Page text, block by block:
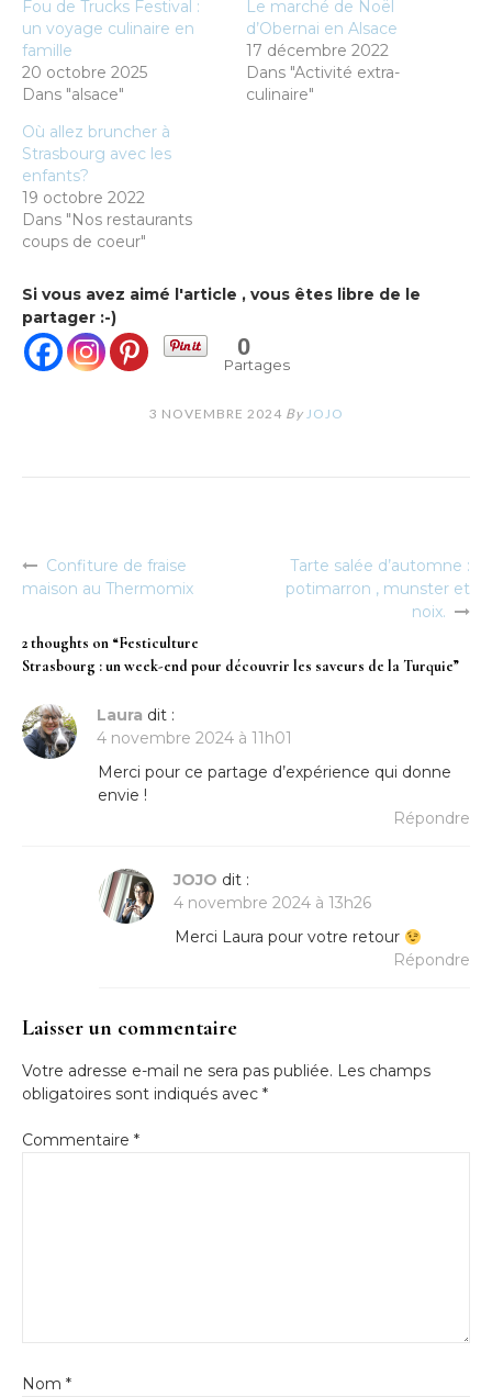
Fou de Trucks Festival :
un voyage culinaire en
famille
20 octobre 2025
Dans "alsace"
Le marché de Noël
d’Obernai en Alsace
17 décembre 2022
Dans "Activité extra-
culinaire"
Où allez bruncher à
Strasbourg avec les
enfants?
19 octobre 2022
Dans "Nos restaurants
coups de coeur"
Si vous avez aimé l'article , vous êtes libre de le
partager :-)
0
Partages
3 NOVEMBRE 2024 By JOJO
Navigation
l’article
Confiture de fraise
maison au Thermomix
Tarte salée d’automne :
potimarron , munster et
noix.
2 thoughts on “Festiculture
Strasbourg : un week-end pour découvrir les saveurs de la Turquie”
Laura dit :
4 novembre 2024 à 11h01
Merci pour ce partage d’expérience qui donne
envie !
Répondre
JOJO dit :
4 novembre 2024 à 13h26
Merci Laura pour votre retour
Répondre
Laisser un commentaire
Votre adresse e-mail ne sera pas publiée. Les champs
obligatoires sont indiqués avec *
Commentaire *
Nom *